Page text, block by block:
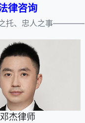
律咨询
托、忠人之事————
邓杰律师